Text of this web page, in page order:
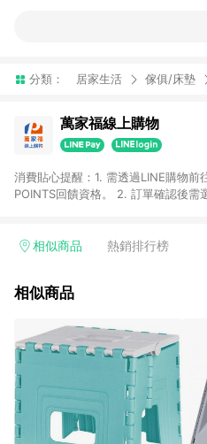
分類： 居家生活 傢俱/床墊
萬家福線上購物
消費貼心提醒：1. 需透過LINE購物
POINTS回饋資格。 2. 訂單確認後需
留時間內聯絡客服中心，並由康達盛
相似商品 熱銷排行榜
相似商品